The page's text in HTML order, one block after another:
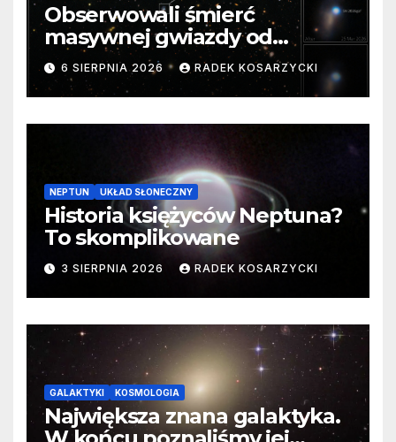
Obserwowali śmierć
masywnej gwiazdy od
samego początku. Niezwykle
cenne dane
6 SIERPNIA 2026 RADEK KOSARZYCKI
NEPTUN UKŁAD SŁONECZNY
Historia księżyców Neptuna?
To skomplikowane
3 SIERPNIA 2026 RADEK KOSARZYCKI
GALAKTYKI KOSMOLOGIA
Największa znana galaktyka.